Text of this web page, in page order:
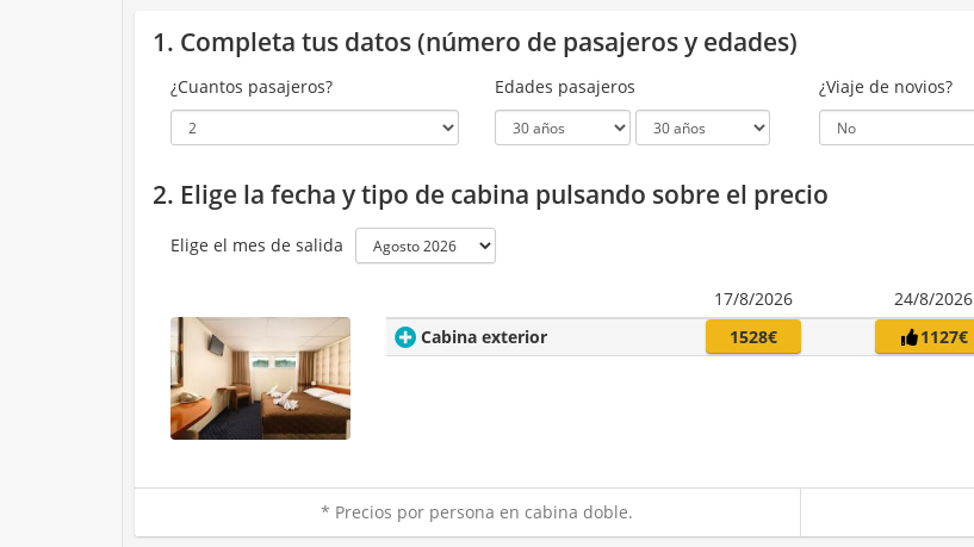
1. Completa tus datos (número de pasajeros y edades)
¿Cuantos pasajeros? Edades pasajeros ¿Viaje de novios?
2. Elige la fecha y tipo de cabina pulsando sobre el precio
Elige el mes de salida
17/8/2026 24/8/2026
Cabina exterior
1528€ 1127€
* Precios por persona en cabina doble.